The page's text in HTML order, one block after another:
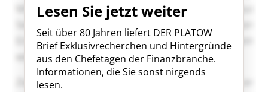
Lesen Sie jetzt weiter
Seit über 80 Jahren liefert DER PLATOW
Brief Exklusivrecherchen und Hintergründe
aus den Chefetagen der Finanzbranche.
Informationen, die Sie sonst nirgends
lesen.